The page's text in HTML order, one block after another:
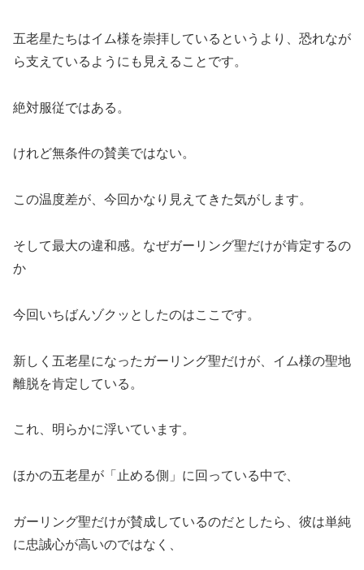
五老星たちはイム様を崇拝しているというより、恐れなが
ら支えているようにも見えることです。
絶対服従ではある。
けれど無条件の賛美ではない。
この温度差が、今回かなり見えてきた気がします。
そして最大の違和感。なぜガーリング聖だけが肯定するの
か
今回いちばんゾクッとしたのはここです。
新しく五老星になったガーリング聖だけが、イム様の聖地
離脱を肯定している。
これ、明らかに浮いています。
ほかの五老星が「止める側」に回っている中で、
ガーリング聖だけが賛成しているのだとしたら、彼は単純
に忠誠心が高いのではなく、